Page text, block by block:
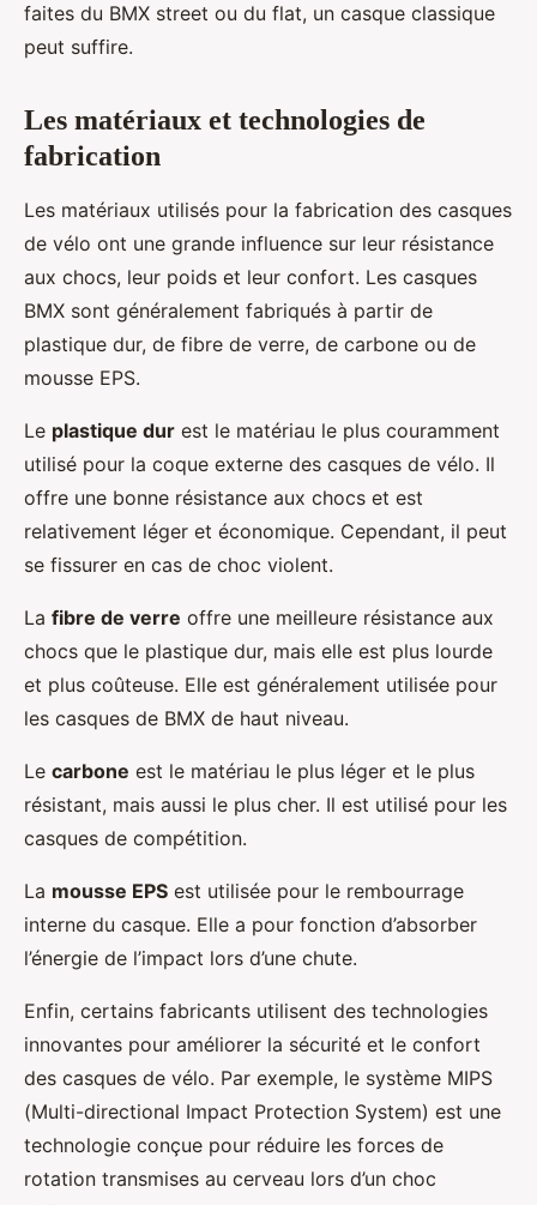
faites du BMX street ou du flat, un casque classique
peut suffire.
Les matériaux et technologies de
fabrication
Les matériaux utilisés pour la fabrication des casques
de vélo ont une grande influence sur leur résistance
aux chocs, leur poids et leur confort. Les casques
BMX sont généralement fabriqués à partir de
plastique dur, de fibre de verre, de carbone ou de
mousse EPS.
Le plastique dur est le matériau le plus couramment
utilisé pour la coque externe des casques de vélo. Il
offre une bonne résistance aux chocs et est
relativement léger et économique. Cependant, il peut
se fissurer en cas de choc violent.
La fibre de verre offre une meilleure résistance aux
chocs que le plastique dur, mais elle est plus lourde
et plus coûteuse. Elle est généralement utilisée pour
les casques de BMX de haut niveau.
Le carbone est le matériau le plus léger et le plus
résistant, mais aussi le plus cher. Il est utilisé pour les
casques de compétition.
La mousse EPS est utilisée pour le rembourrage
interne du casque. Elle a pour fonction d’absorber
l’énergie de l’impact lors d’une chute.
Enfin, certains fabricants utilisent des technologies
innovantes pour améliorer la sécurité et le confort
des casques de vélo. Par exemple, le système MIPS
(Multi-directional Impact Protection System) est une
technologie conçue pour réduire les forces de
rotation transmises au cerveau lors d’un choc